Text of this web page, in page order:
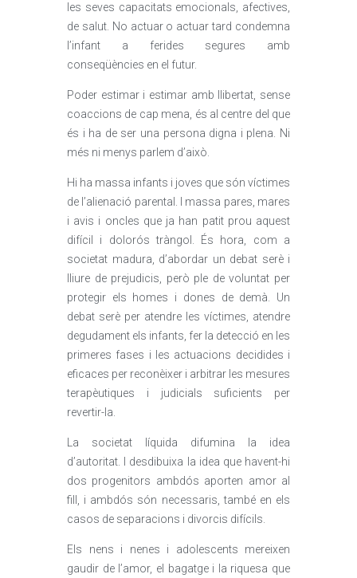
les seves capacitats emocionals, afectives,
de salut. No actuar o actuar tard condemna
l’infant a ferides segures amb
conseqüències en el futur.
Poder estimar i estimar amb llibertat, sense
coaccions de cap mena, és al centre del que
és i ha de ser una persona digna i plena. Ni
més ni menys parlem d’això.
Hi ha massa infants i joves que són víctimes
de l’alienació parental. I massa pares, mares
i avis i oncles que ja han patit prou aquest
difícil i dolorós tràngol. És hora, com a
societat madura, d’abordar un debat serè i
lliure de prejudicis, però ple de voluntat per
protegir els homes i dones de demà. Un
debat serè per atendre les víctimes, atendre
degudament els infants, fer la detecció en les
primeres fases i les actuacions decidides i
eficaces per reconèixer i arbitrar les mesures
terapèutiques i judicials suficients per
revertir-la.
La societat líquida difumina la idea
d’autoritat. I desdibuixa la idea que havent-hi
dos progenitors ambdós aporten amor al
fill, i ambdós són necessaris, també en els
casos de separacions i divorcis difícils.
Els nens i nenes i adolescents mereixen
gaudir de l’amor, el bagatge i la riquesa que